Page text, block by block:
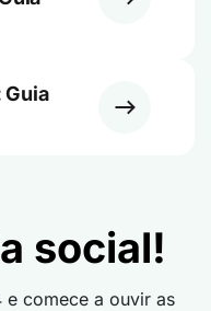
Guia
social!
e comece a ouvir as